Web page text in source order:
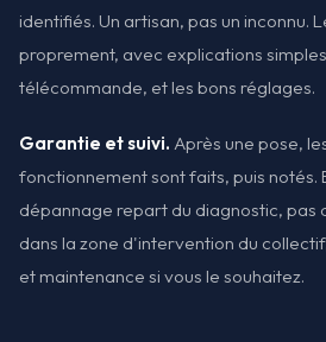
identifiés. Un artisan, pas un inconnu.
proprement, avec explications
télécommande, et les bons réglages.
Garantie et suivi. Après une pose,
fonctionnement sont faits, puis notés.
dépannage repart du diagnostic, pas
dans la zone d'intervention du
et maintenance si vous le souhaitez.